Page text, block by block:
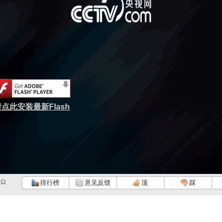
点此安装最新Flash
排行榜 意见反馈 顶 踩